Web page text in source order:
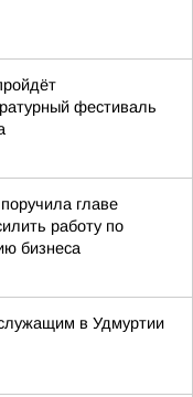
фестиваль
главе
работу по
бизнеса
в Удмуртии